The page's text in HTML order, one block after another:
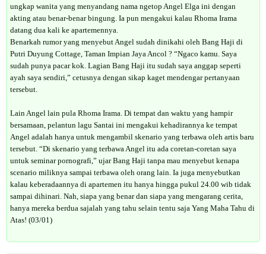
ungkap wanita yang menyandang nama ngetop Angel Elga ini dengan
akting atau benar-benar bingung. Ia pun mengakui kalau Rhoma Irama
datang dua kali ke apartemennya.
Benarkah rumor yang menyebut Angel sudah dinikahi oleh Bang Haji di
Putri Duyung Cottage, Taman Impian Jaya Ancol ? “Ngaco kamu. Saya
sudah punya pacar kok. Lagian Bang Haji itu sudah saya anggap seperti
ayah saya sendiri,” cetusnya dengan sikap kaget mendengar pertanyaan
tersebut.
Lain Angel lain pula Rhoma Irama. Di tempat dan waktu yang hampir
bersamaan, pelantun lagu Santai ini mengakui kehadirannya ke tempat
Angel adalah hanya untuk mengambil skenario yang terbawa oleh artis baru
tersebut. “Di skenario yang terbawa Angel itu ada coretan-coretan saya
untuk seminar pornografi,” ujar Bang Haji tanpa mau menyebut kenapa
scenario miliknya sampai terbawa oleh orang lain. Ia juga menyebutkan
kalau keberadaannya di apartemen itu hanya hingga pukul 24.00 wib tidak
sampai dihinari. Nah, siapa yang benar dan siapa yang mengarang cerita,
hanya mereka berdua sajalah yang tahu selain tentu saja Yang Maha Tahu di
Atas! (03/01)